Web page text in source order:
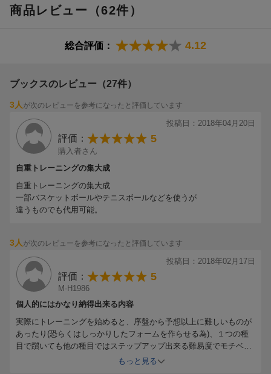
商品レビュー（62件）
総合評価： 4.12
ブックスのレビュー（27件）
3人 が次のレビューを参考になったと評価しています
投稿日：2018年04月20日
評価： 5
購入者さん
自重トレーニングの集大成
自重トレーニングの集大成
一部バスケットボールやテニスボールなどを使うが
違うものでも代用可能。
3人 が次のレビューを参考になったと評価しています
投稿日：2018年02月17日
評価： 5
M-H1986
個人的にはかなり納得出来る内容
実際にトレーニングを始めると、序盤から予想以上に難しいものが
あったり(恐らくはしっかりしたフォームを作らせる為)、１つの種
目で躓いても他の種目ではステップアップ出来る難易度でモチベー
ションを維持しやすくなっていたり、やって行く毎に色々と深く考
もっと見る